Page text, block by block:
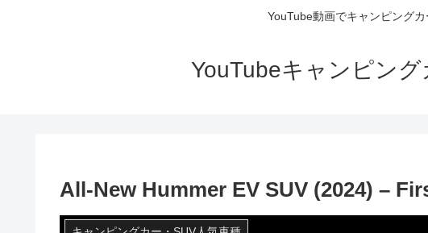
YouTube動画でキャンピング
YouTubeキャンピン
All-New Hummer EV SUV (2024) –